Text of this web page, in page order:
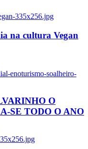
335x256.jpg
na cultura Vegan
enoturismo-soalheiro-
O
SE TODO O ANO